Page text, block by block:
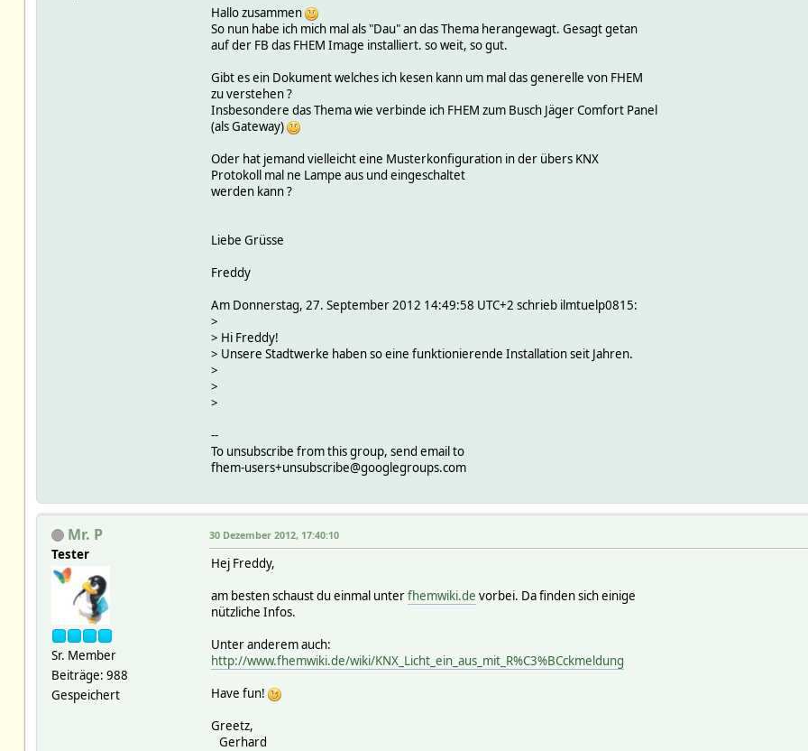
Hallo zusammen
So nun habe ich mich mal als "Dau" an das Thema herangewagt. Gesagt getan
auf der FB das FHEM Image installiert. so weit, so gut.
Gibt es ein Dokument welches ich kesen kann um mal das generelle von FHEM
zu verstehen ?
Insbesondere das Thema wie verbinde ich FHEM zum Busch Jäger Comfort Panel
(als Gateway)
Oder hat jemand vielleicht eine Musterkonfiguration in der übers KNX
Protokoll mal ne Lampe aus und eingeschaltet
werden kann ?
Liebe Grüsse
Freddy
Am Donnerstag, 27. September 2012 14:49:58 UTC+2 schrieb ilmtuelp0815:
>
> Hi Freddy!
> Unsere Stadtwerke haben so eine funktionierende Installation seit Jahren.
>
>
>
--
To unsubscribe from this group, send email to
fhem-users+unsubscribe@googlegroups.com
Mr. P
Tester
Sr. Member
Beiträge: 988
Gespeichert
30 Dezember 2012, 17:40:10
Hej Freddy,
am besten schaust du einmal unterfhemwiki.de vorbei. Da finden sich einige
nützliche Infos.
Unter anderem auch:
http://www.fhemwiki.de/wiki/KNX_Licht_ein_aus_mit_R%C3%BCckmeldung
Have fun!
Greetz,
Gerhard